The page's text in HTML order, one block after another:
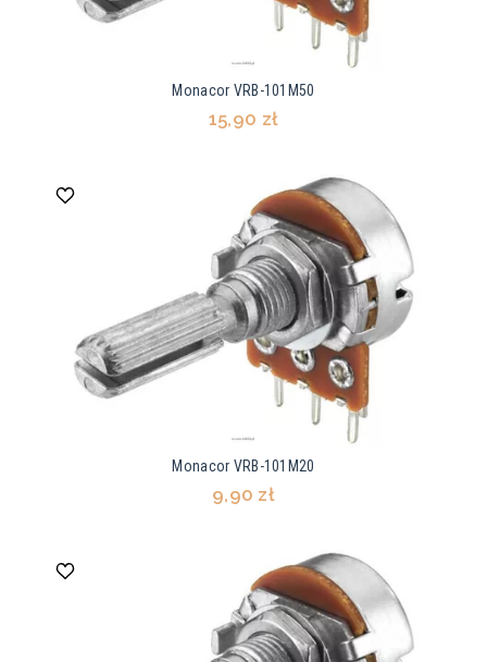
Monacor VRB-101M50
15,90 zł
Monacor VRB-101M20
9,90 zł